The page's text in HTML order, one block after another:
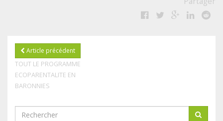
Article précédent
TOUT LE PROGRAMME
ECOPARENTALITE EN
BARONNIES